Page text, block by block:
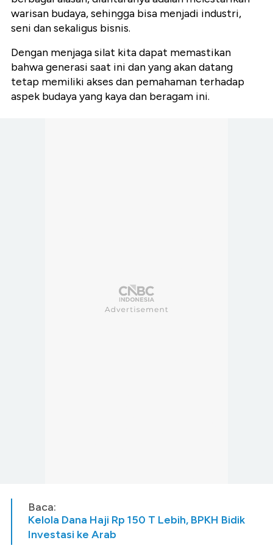
warisan budaya, sehingga bisa menjadi industri,
seni dan sekaligus bisnis.
Dengan menjaga silat kita dapat memastikan
bahwa generasi saat ini dan yang akan datang
tetap memiliki akses dan pemahaman terhadap
aspek budaya yang kaya dan beragam ini.
Baca:
Kelola Dana Haji Rp 150 T Lebih, BPKH Bidik
Investasi ke Arab